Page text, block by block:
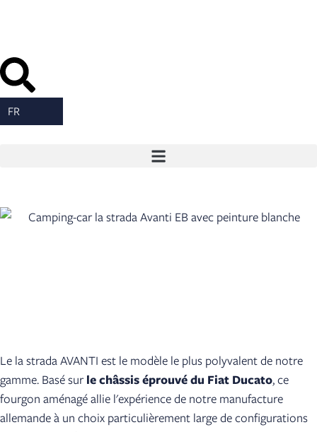
FR
Le la strada AVANTI est le modèle le plus polyvalent de notre
gamme. Basé surle châssis éprouvé du Fiat Ducato, ce
fourgon aménagé allie l'expérience de notre manufacture
allemande à un choix particulièrement large de configurations